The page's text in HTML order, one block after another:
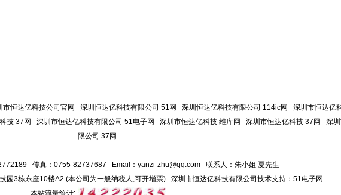
市恒达亿科技公司官网 深圳恒达亿科技有限公司 51网 深圳恒达亿科技有限公司 114ic网
深圳市恒达亿
技 37网 深圳市恒达亿科技有限公司 51电子网 深圳市恒达亿科技 维库网 深圳市恒达亿科技 37网
深
限公司 37网
传真：0755-82737687 Email： yanzi-zhu@qq.com联系人：朱小姐 夏先生
3栋东座10楼A2 (本公司为一般纳税人,可开增票) 深圳市恒达亿科技有限公司 技术支持： 51电子网
本站流量统计: